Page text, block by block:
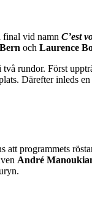
final vid namn C’est
och Laurence
rundor. Först
Därefter inleds
att programmets
André